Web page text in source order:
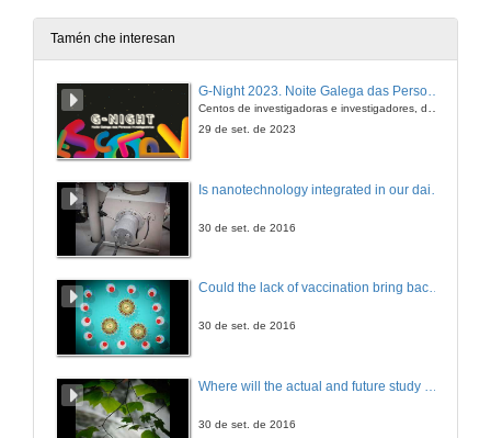
20 de dec. de 2012
20 de dec. de 2012
Tamén che interesan
G-Night 2023. Noite Galega das Persoas Investigadoras. Conciencias creativas
29 de set. de 2023
30 de set. de 2016
Could the lack of vaccination bring back erradicated diseases?
30 de set. de 2016
30 de set. de 2016